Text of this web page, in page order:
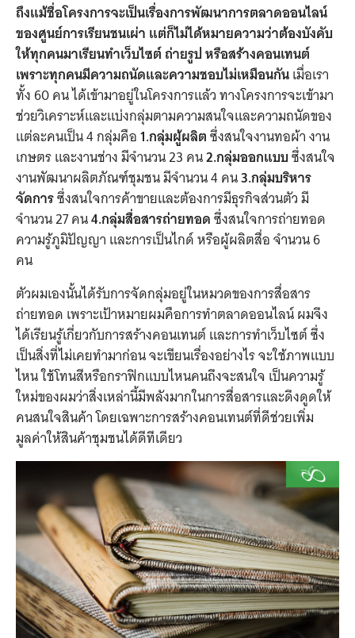
ถึงแม้ชื่อโครงการจะเป็นเรื่องการพัฒนาการตลาดออนไลน์
ของศูนย์การเรียนชนเผ่า แต่ก็ไม่ได้หมายความว่าต้องบังคับ
ให้ทุกคนมาเรียนทำเว็บไซต์ ถ่ายรูป หรือสร้างคอนเทนต์
เพราะทุกคนมีความถนัดและความชอบไม่เหมือนกันเมื่อเรา
ทั้ง 60 คน ได้เข้ามาอยู่ในโครงการแล้ว ทางโครงการจะเข้ามา
ช่วยวิเคราะห์และแบ่งกลุ่มตามความสนใจและความถนัดของ
แต่ละคนเป็น 4 กลุ่มคือ1.กลุ่มผู้ผลิตซึ่งสนใจงานทอผ้า งาน
เกษตร และงานช่าง มีจำนวน 23 คน2.กลุ่มออกแบบซึ่งสนใจ
งานพัฒนาผลิตภัณฑ์ชุมชน มีจำนวน 4 คน3.กลุ่มบริหาร
จัดการซึ่งสนใจการค้าขายและต้องการมีธุรกิจส่วนตัว มี
จำนวน 27 คน4.กลุ่มสื่อสารถ่ายทอดซึ่งสนใจการถ่ายทอด
ความรู้ภูมิปัญญา และการเป็นไกด์ หรือผู้ผลิตสื่อ จำนวน 6
คน
ตัวผมเองนั้นได้รับการจัดกลุ่มอยู่ในหมวดของการสื่อสาร
ถ่ายทอด เพราะเป้าหมายผมคือการทำตลาดออนไลน์ ผมจึง
ได้เรียนรู้เกี่ยวกับการสร้างคอนเทนต์ และการทำเว็บไซต์ ซึ่ง
เป็นสิ่งที่ไม่เคยทำมาก่อน จะเขียนเรื่องอย่างไร จะใช้ภาพแบบ
ไหน ใช้โทนสีหรือกราฟิกแบบไหนคนถึงจะสนใจ เป็นความรู้
ใหม่ของผมว่าสิ่งเหล่านี้มีพลังมากในการสื่อสารและดึงดูดให้
คนสนใจสินค้า โดยเฉพาะการสร้างคอนเทนต์ที่ดีช่วยเพิ่ม
มูลค่าให้สินค้าชุมชนได้ดีทีเดียว